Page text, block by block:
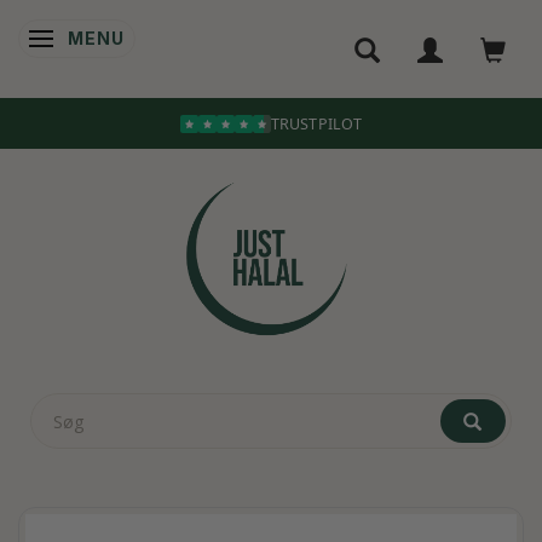
SKIFTE NAVIGATION
MENU
TRUSTPILOT